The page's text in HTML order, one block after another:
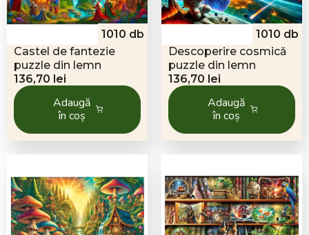
1010 db
Castel de fantezie
puzzle din lemn
136,70 lei
Adaugă
în coș
1010 db
Descoperire cosmică
puzzle din lemn
136,70 lei
Adaugă
în coș